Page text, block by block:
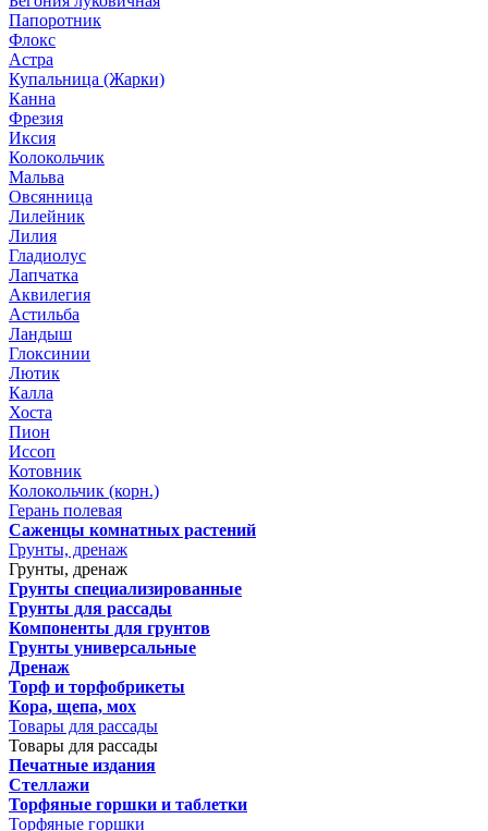
Папоротник
Флокс
Астра
Купальница (Жарки)
Канна
Фрезия
Иксия
Колокольчик
Мальва
Овсянница
Лилейник
Лилия
Гладиолус
Лапчатка
Аквилегия
Астильба
Ландыш
Глоксинии
Лютик
Калла
Хоста
Пион
Иссоп
Котовник
Колокольчик (корн.)
Герань полевая
Саженцы комнатных растений
Грунты, дренаж
Грунты, дренаж
Грунты специализированные
Грунты для рассады
Компоненты для грунтов
Грунты универсальные
Дренаж
Торф и торфобрикеты
Кора, щепа, мох
Товары для рассады
Товары для рассады
Печатные издания
Стеллажи
Торфяные горшки и таблетки
Торфяные горшки